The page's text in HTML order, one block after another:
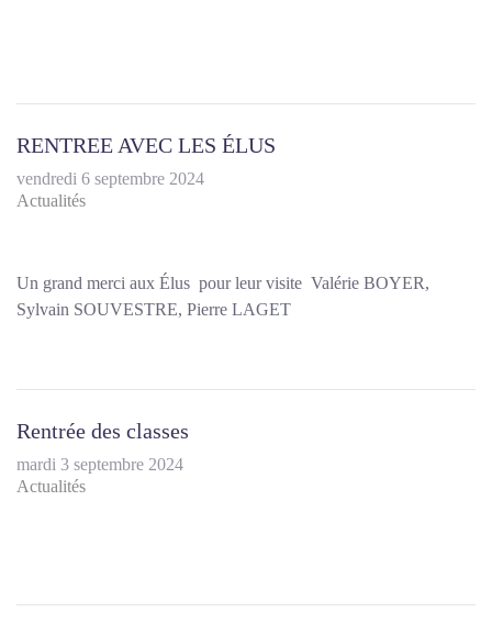
RENTREE AVEC LES ÉLUS
vendredi 6 septembre 2024
Actualités
Un grand merci aux Élus pour leur visite Valérie BOYER,
Sylvain SOUVESTRE, Pierre LAGET
Rentrée des classes
mardi 3 septembre 2024
Actualités